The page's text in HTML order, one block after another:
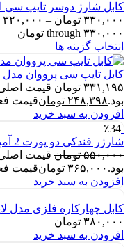
کابل شارژ دوسر تایپ سی
۳۳۰,۰۰۰ تومان – ۳۲۰,۰۰۰
through ۳۳۰,۰۰۰ تومان
انتخاب گزینه ها
کابل تایپ سی پرووان مدل PCC165 بدون پک
۳۳۱,۱۹۵ تومان
بود.۲۴۸,۳۹۸ تومانقیمت فعلی:
افزودن به سبد خرید
٪34
شارژر فندکی دو پورت 2 آمپر Earldom مدل ES-126
۵۵۰,۰۰۰ تومان
بود. ۳۶۵,۰۰۰ تومانقیمت فعلی:
افزودن به سبد خرید
کابل چهارکاره فلزی مدل
۳۸۰,۰۰۰ تومان
افزودن به سبد خرید